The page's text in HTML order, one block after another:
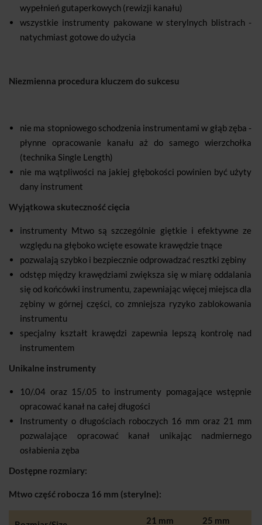
wypełnień gutaperkowych (rewizji kanału)
wszystkie instrumenty pakowane w sterylnych blistrach -
natychmiast gotowe do użycia
Niezmienna procedura kluczem do sukcesu
nie ma stopniowego schodzenia instrumentami w głąb zęba -
płynne opracowanie kanału aż do samego wierzchołka
(technika Single Length)
nie ma wątpliwości na jakiej głębokości powinien być użyty
dany instrument
Wyjątkowa skuteczność cięcia
instrumenty Mtwo są szczególnie giętkie i efektywne ze
względu na głęboko wcięte esowate krawędzie tnące
pozwalają szybko i bezpiecznie odprowadzać resztki zębiny
odstęp między krawędziami zwiększa się w miarę oddalania
się od końcówki instrumentu, zapewniając więcej miejsca dla
zębiny w górnej części, co zmniejsza ryzyko zablokowania
instrumentu
specjalny kształt krawędzi zapewnia lepszą kontrolę nad
instrumentem
Unikalne instrumenty
10/.04 oraz 15/.05 to instrumenty pomagające wstępnie
opracować kanał na całej długości
Instrumenty o długościach roboczych 16 mm oraz 21 mm
pozwalające opracować kanał unikając nadmiernego
osłabienia zęba
Dostępne rozmiary:
Mtwo część robocza 16 mm (sterylne):
21 mm 25 mm